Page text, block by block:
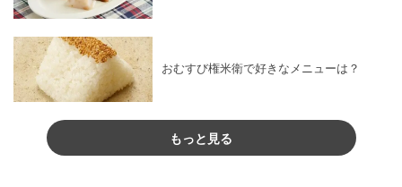
おむすび権米衛で好きなメニューは？
もっと見る